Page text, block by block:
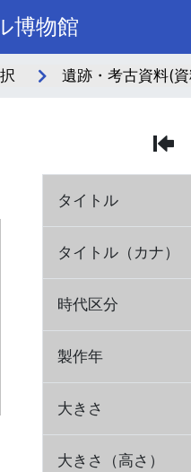
博物館
遺跡・考古資料(
タイトル
タイトル（カナ）
時代区分
製作年
大きさ
大きさ（高さ）